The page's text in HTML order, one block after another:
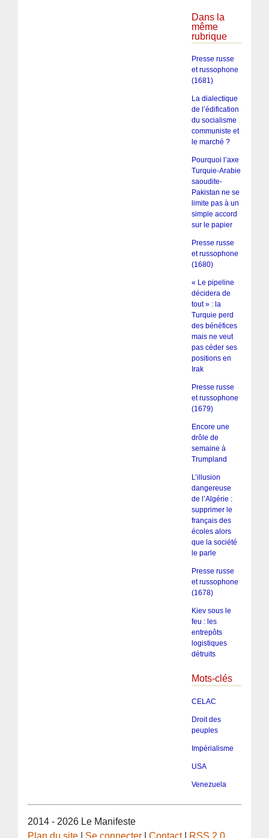
Dans la
même
rubrique
Presse russe
et russophone
(1681)
La dialectique
de l’édification
du socialisme
communiste et
le marché ?
Pourquoi l’axe
Turquie-Arabie
saoudite-
Pakistan ne se
limite pas à un
simple accord
sur le papier
Presse russe
et russophone
(1680)
« Le pipeline
décidera de
tout » : la
Turquie perd
des bénéfices
mais ne veut
pas céder ses
positions en
Irak
Presse russe
et russophone
(1679)
Encore une
drôle de
semaine à
Trumpland
L’illusion
dangereuse
de l’Algérie :
supprimer le
français des
écoles alors
que la société
le parle
Presse russe
et russophone
(1678)
Kiev sous le
feu : les
entrepôts
logistiques
détruits
Mots-clés
CELAC
Droit des
peuples
Impérialisme
USA
Venezuela
2014 - 2026 Le Manifeste
Plan du site
Se connecter |Contact| RSS 2.0